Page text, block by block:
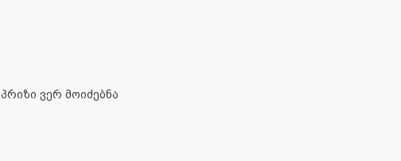
პრიზი ვერ მოიძებნა